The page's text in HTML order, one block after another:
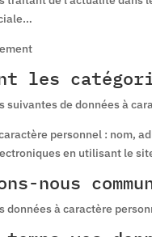
les
suivantes de données à
personnel : nom,
en utilisant le
nous
données à caractère